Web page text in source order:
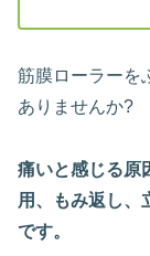
筋膜ローラーを
ありませんか?
痛いと感じる原
用、もみ返し、
です。